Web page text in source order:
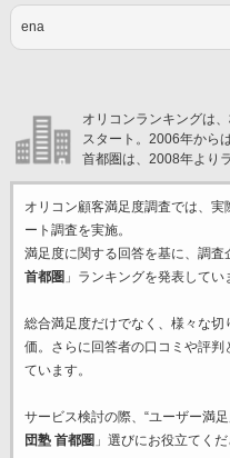
ena
オリコンランキングは
スタート。2006年から
首都圏は、2008年より
オリコン顧客満足度調査では、実
ート調査を実施。
満足度に関する回答を基に、調査
首都圏 」ランキングを発表してい
総合満足度だけでなく、様々な切
価。さらに回答者の口コミや評
ています。
サービス検討の際、“ユーザー満
団塾 首都圏 」選びにお役立てくだ